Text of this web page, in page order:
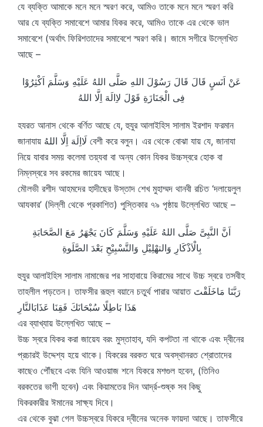
যে ব্যক্তি আমাকে মনে মনে স্মরণ করে, আমিও তাকে মনে মনে স্মরণ করি
আর যে ব্যক্তি সমাবেশে আমার যিকর করে, আমিও তাকে এর থেকে ভাল
সমাবেশে (অর্থাৎ ফিরিশতাদের সমাবেশে স্মরণ করি। জামে সগীরে উল্লেখিত
আছে –
عَنْ اَنَسٍ قَالَ قَالَ رَسُوْلَ اللهِ صَلَّى اللهُ عَلَيْهِ وَسَلَّمَ اَكْثِرُوْا
فِى الْجَنَازَةِ قَوْلَ لاِالَهَ اِلَّا اللهُ
হযরত আনাস থেকে বর্ণিত আছে যে, হুযুর আলাইহিস সালাম ইরশাদ ফরমান
জানাযায় لَااِلَهَ اِلَّا اللهُ বেশী করে বলুন। এর থেকে বোঝা যায় যে, জানাযা
নিয়ে যাবার সময় কলেমা তয়্যবা বা অন্য কোন যিকর ‍উচ্চস্বরে হোক বা
নিম্নস্বরে সব রকমের জায়েয আছে।
মৌলভী রশীদ আহমদের হাদীছের উস্তাদ শেখ মুহাম্মদ থানবী রচিত ‘দলায়েলুল
আযকার’ (দিল্লী থেকে প্রকাশিত) পুস্তিকার ৭৯ পৃষ্ঠায় উল্লেখিত আছে –
اَنَّ النَّبِىَّ صَلَّى اللهُ عَلَيْهِ وَسَلَّمَ كَانَ يَجْهَرُ مَعَ الصَّحَابَةِ
بِالْاَذْكَارِ وَالتهْلِيْلِ وَالتَّسْبِيْحِ بَعْدَ الصَّلَوةِ
হুযুর আলাইহিস সালাম নামাজের পর সাহাবায়ে কিরামের সাথে উচ্চ স্বরে তসবীহ
তাহলীল পড়তেন। তাফসীর রূহুল বয়ানে চতুর্থ পারার আয়াত رَبَّنَا مَاخَلَقْتَ
هَذَا بَاطِلًا سُبْحَانَكَ فَقِنَا عَذَابَالنَّارِ
এর ব্যাখ্যায় উল্লেখিত আছে –
উচ্চ স্বরে যিকর করা জায়েয বরং মুস্তাহাব, যদি কপটতা না থাকে এবং দ্বীনের
প্রচারই উদ্দেশ্য হয়ে থাকে। যিকরের বরকত ঘরে অবস্থানরত শ্রোতাদের
কাছেও পৌঁছবে এবং যিনি আওয়াজ শনে ‍যিকরে মশগুল হবেন, (তিনিও
বরকতের ভাগী হবেন) এবং কিয়ামতের দিন আর্দ্র-শুষ্ক সব কিছু
‍যিকরকারীর ঈমানের সাক্ষ্য দিবে।
এর থেকে বুঝা গেল উচ্চস্বরে যিকরে দ্বীনের অনেক ফায়দা আছে। তাফসীরে